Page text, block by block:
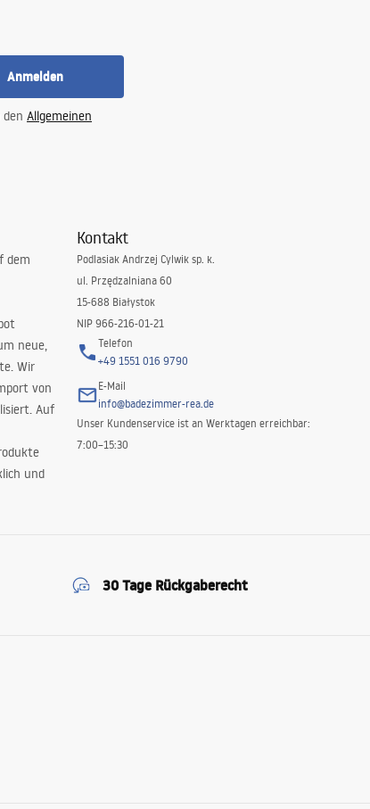
Anmelden
Allgemeinen
dem
neue,
Wir
von
Auf
und
Kontakt
Podlasiak Andrzej Cylwik sp. k.
ul. Przędzalniana 60
15-688 Białystok
NIP 966-216-01-21
Telefon
+49 1551 016 9790
E-Mail
info@badezimmer-rea.de
Unser Kundenservice ist an Werktagen erreichbar:
7:00–15:30
30 Tage Rückgaberecht